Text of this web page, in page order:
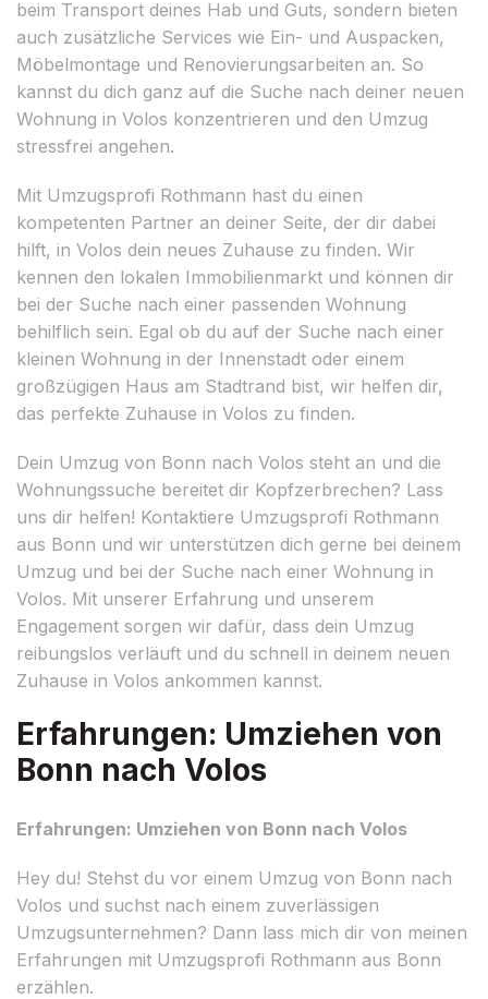
beim Transport deines Hab und Guts, sondern bieten
auch zusätzliche Services wie Ein- und Auspacken,
Möbelmontage und Renovierungsarbeiten an. So
kannst du dich ganz auf die Suche nach deiner neuen
Wohnung in Volos konzentrieren und den Umzug
stressfrei angehen.
Mit Umzugsprofi Rothmann hast du einen
kompetenten Partner an deiner Seite, der dir dabei
hilft, in Volos dein neues Zuhause zu finden. Wir
kennen den lokalen Immobilienmarkt und können dir
bei der Suche nach einer passenden Wohnung
behilflich sein. Egal ob du auf der Suche nach einer
kleinen Wohnung in der Innenstadt oder einem
großzügigen Haus am Stadtrand bist, wir helfen dir,
das perfekte Zuhause in Volos zu finden.
Dein Umzug von Bonn nach Volos steht an und die
Wohnungssuche bereitet dir Kopfzerbrechen? Lass
uns dir helfen! Kontaktiere Umzugsprofi Rothmann
aus Bonn und wir unterstützen dich gerne bei deinem
Umzug und bei der Suche nach einer Wohnung in
Volos. Mit unserer Erfahrung und unserem
Engagement sorgen wir dafür, dass dein Umzug
reibungslos verläuft und du schnell in deinem neuen
Zuhause in Volos ankommen kannst.
Erfahrungen: Umziehen von
Bonn nach Volos
Erfahrungen: Umziehen von Bonn nach Volos
Hey du! Stehst du vor einem Umzug von Bonn nach
Volos und suchst nach einem zuverlässigen
Umzugsunternehmen? Dann lass mich dir von meinen
Erfahrungen mit Umzugsprofi Rothmann aus Bonn
erzählen.